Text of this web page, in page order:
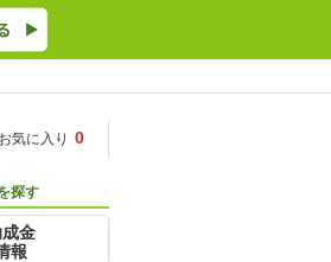
お気に入り 0
探す
成金
報